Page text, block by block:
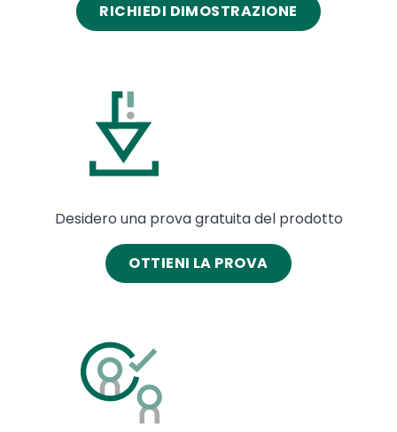
RICHIEDI DIMOSTRAZIONE
Desidero una prova gratuita del prodotto
OTTIENI LA ​​PROVA
Image